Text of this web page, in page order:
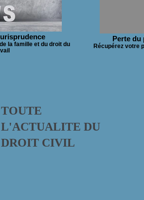
TOUTE
L'ACTUALITE DU
DROIT CIVIL
la famille et du droit du
Perte du
Récupérez votre